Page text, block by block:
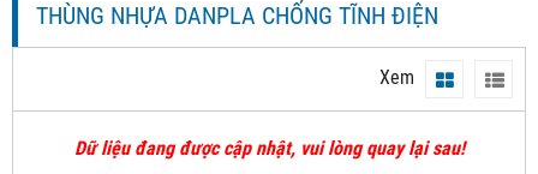
THÙNG NHỰA DANPLA CHỐNG TĨNH ĐIỆN
Xem
Dữ liệu đang được cập nhật, vui lòng quay lại sau!